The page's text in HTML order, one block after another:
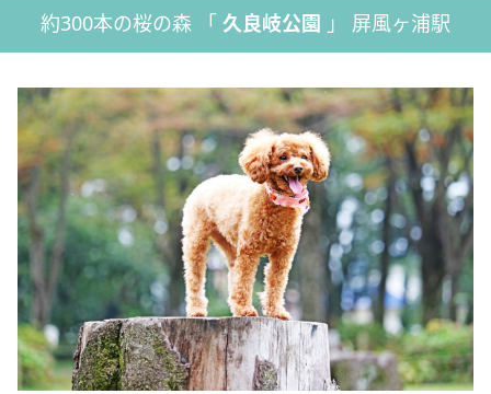
約300本の桜の森 「 久良岐公園 」 屏風ヶ浦駅